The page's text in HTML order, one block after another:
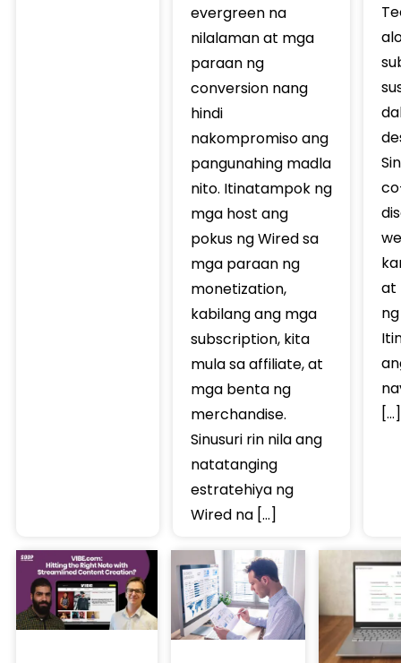
evergreen na
nilalaman at mga
paraan ng
conversion nang
hindi
nakompromiso ang
pangunahing madla
nito. Itinatampok ng
mga host ang
pokus ng Wired sa
mga paraan ng
monetization,
kabilang ang mga
subscription, kita
mula sa affiliate, at
mga benta ng
merchandise.
Sinusuri rin nila ang
natatanging
estratehiya ng
Wired na […]
at
[…]